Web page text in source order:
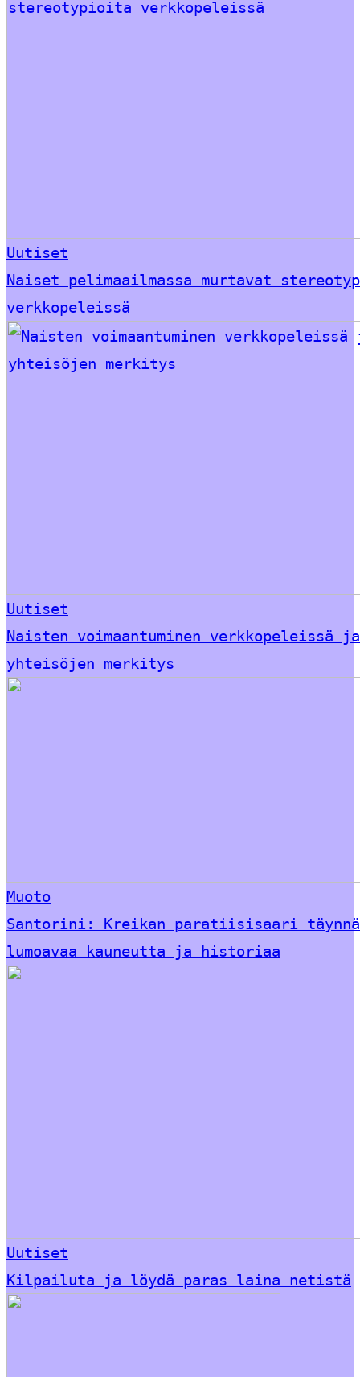
Uutiset
Naiset pelimaailmassa murtavat
verkkopeleissä
Uutiset
Naisten voimaantuminen verkkopeleissä ja
yhteisöjen merkitys
Muoto
Santorini: Kreikan paratiisisaari täynnä
lumoavaa kauneutta ja historiaa
Uutiset
Kilpailuta ja löydä paras laina netistä